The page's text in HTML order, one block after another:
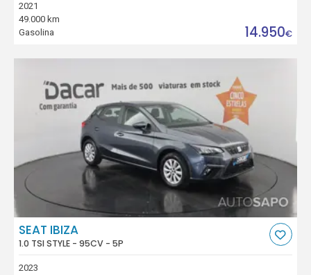
2021
49.000 km
Gasolina
14.950€
SEAT IBIZA
1.0 TSI STYLE - 95CV - 5P
2023